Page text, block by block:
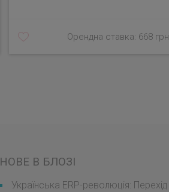
Орендна ставка: 668 грн
НОВЕ В БЛОЗІ
Українська ERP-революція: Перехід